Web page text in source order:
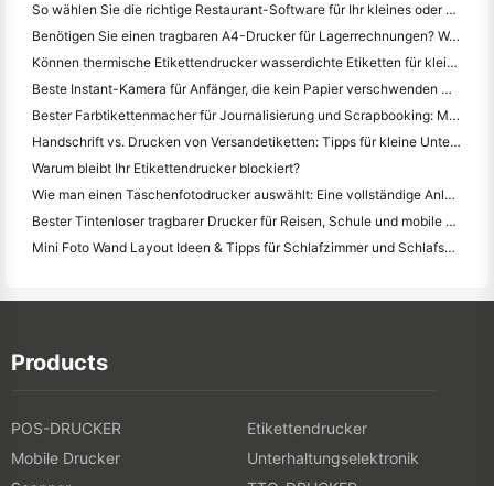
So wählen Sie die richtige Restaurant-Software für Ihr kleines oder mittleres Restaurant
Benötigen Sie einen tragbaren A4-Drucker für Lagerrechnungen? Was eigentlich funktioniert
Können thermische Etikettendrucker wasserdichte Etiketten für kleine Unternehmen herstellen?
Beste Instant-Kamera für Anfänger, die kein Papier verschwenden wollen
Bester Farbtikettenmacher für Journalisierung und Scrapbooking: Mehr Farbe auf jeder Seite hinzufügen
Handschrift vs. Drucken von Versandetiketten: Tipps für kleine Unternehmen im Jahr 2026
Warum bleibt Ihr Etikettendrucker blockiert?
Wie man einen Taschenfotodrucker auswählt: Eine vollständige Anleitung für Journalisten, Reisende und iPhone-Benutzer
Bester Tintenloser tragbarer Drucker für Reisen, Schule und mobile Arbeit: Hanin MT620 Pro Review
Mini Foto Wand Layout Ideen & Tipps für Schlafzimmer und Schlafsaal Dekoration
Products
POS-DRUCKER
Etikettendrucker
Mobile Drucker
Unterhaltungselektronik